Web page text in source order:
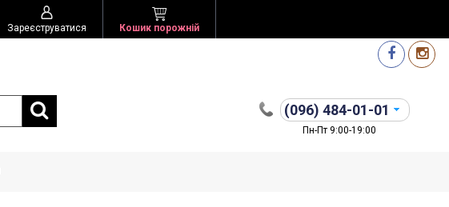
Зареєструватися Кошик порожній
(096) 484-01-01
Пн-Пт 9:00-19:00